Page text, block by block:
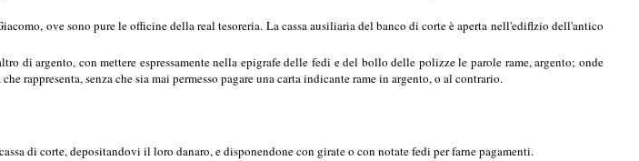
ove sono pure le officine della real tesoreria. La cassa ausiliaria del banco di corte è aperta nell'ediflzio dell'antico
di argento, con mettere espressamente nella epigrafe delle fedi e del bollo delle polizze le parole rame, argento; onde
rappresenta, senza che sia mai permesso pagare una carta indicante rame in argento, o al contrario.
di corte, depositandovi il loro danaro, e disponendone con girate o con notate fedi per farne pagamenti.